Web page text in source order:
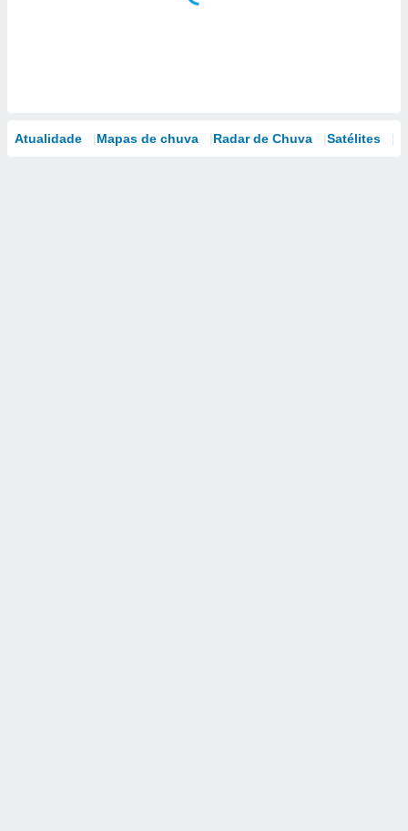
Atualidade Mapas de chuva Radar de Chuva Satélites